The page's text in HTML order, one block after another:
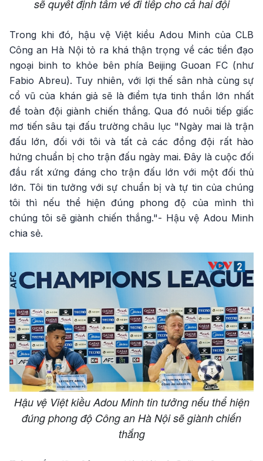
sẽ quyết định tấm vé đi tiếp cho cả hai đội
Trong khi đó, hậu vệ Việt kiều Adou Minh của CLB
Công an Hà Nội tỏ ra khá thận trọng về các tiền đạo
ngoại binh to khỏe bên phía Beijing Guoan FC (như
Fabio Abreu). Tuy nhiên, với lợi thế sân nhà cùng sự
cổ vũ của khán giả sẽ là điểm tựa tinh thần lớn nhất
để toàn đội giành chiến thắng. Qua đó nuôi tiếp giấc
mơ tiến sâu tại đấu trường châu lục "Ngày mai là trận
đấu lớn, đối với tôi và tất cả các đồng đội rất hào
hứng chuẩn bị cho trận đấu ngày mai. Đây là cuộc đối
đầu rất xứng đáng cho trận đấu lớn với một đối thủ
lớn. Tôi tin tưởng với sự chuẩn bị và tự tin của chúng
tôi thì nếu thể hiện đúng phong độ của mình thì
chúng tôi sẽ giành chiến thắng."- Hậu vệ Adou Minh
chia sẻ.
Hậu vệ Việt kiều Adou Minh tin tưởng nếu thể hiện
đúng phong độ Công an Hà Nội sẽ giành chiến
thắng